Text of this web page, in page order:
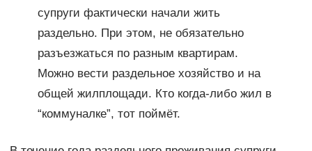
супруги фактически начали жить
раздельно. При этом, не обязательно
разъезжаться по разным квартирам.
Можно вести раздельное хозяйство и на
общей жилплощади. Кто когда-либо жил в
“коммуналке”, тот поймёт.